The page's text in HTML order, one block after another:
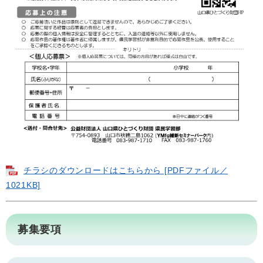
チラシのダウンロードはこちらから [PDFファイル／
1021KB]
募集要項